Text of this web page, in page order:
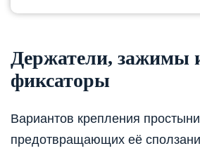
Держатели, зажимы
фиксаторы
Вариантов крепления
предотвращающих её